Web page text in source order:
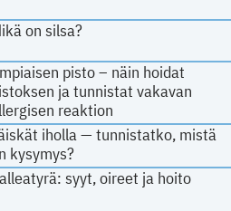
on silsa?
pisto – näin hoidat
ja tunnistat vakavan
reaktion
iholla — tunnistatko, mistä
kysymys?
syyt, oireet ja hoito